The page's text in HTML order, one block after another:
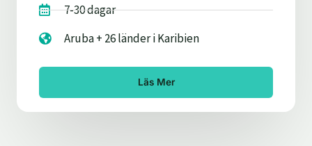
7-30 dagar
Aruba + 26 länder i Karibien
Läs Mer